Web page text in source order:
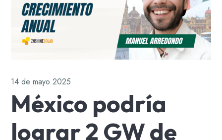
14 de mayo 2025
México podría
lograr 2 GW de